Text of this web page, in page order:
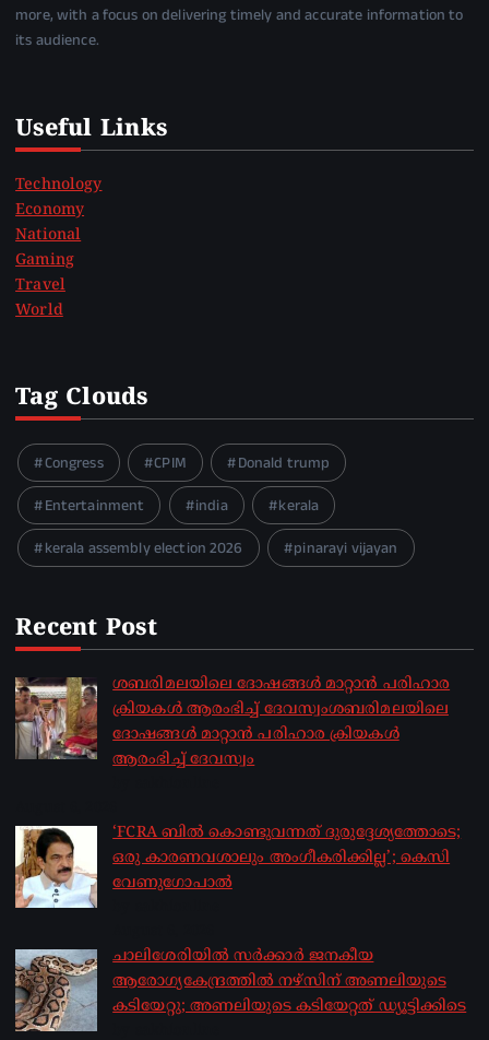
more, with a focus on delivering timely and accurate information to
its audience.
Useful Links
Technology
Economy
National
Gaming
Travel
World
Tag Clouds
Congress CPIM
Donald trump
Entertainment
india
kerala
kerala assembly election 2026
pinarayi vijayan
Recent Post
ശബരിമലയിലെ ദോഷങ്ങൾ മാറ്റാൻ പരിഹാര
ക്രിയകൾ ആരംഭിച്ച് ദേവസ്വംശബരിമലയിലെ
ദോഷങ്ങൾ മാറ്റാൻ പരിഹാര ക്രിയകൾ
ആരംഭിച്ച് ദേവസ്വം
‘FCRA ബിൽ കൊണ്ടുവന്നത് ദുരുദ്ദേശ്യത്തോടെ;
ഒരു കാരണവശാലും അം​ഗീകരിക്കില്ല’; കെസി
വേണു​ഗോപാൽ
ചാലിശേരിയില്‍ സര്‍ക്കാര്‍ ജനകീയ
ആരോഗ്യകേന്ദ്രത്തില്‍ നഴ്സിന് അണലിയുടെ
കടിയേറ്റു; അണലിയുടെ കടിയേറ്റത് ഡ്യൂട്ടിക്കിടെ